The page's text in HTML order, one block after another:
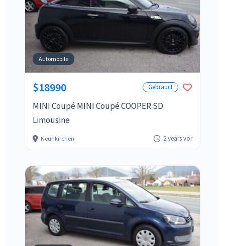
Automobile
$18990 Gebrauct
MINI Coupé MINI Coupé COOPER SD
Limousine
Neunkirchen 2 years vor